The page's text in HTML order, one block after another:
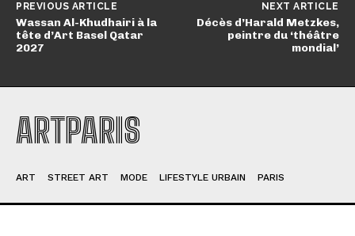
PREVIOUS ARTICLE
Wassan Al-Khudhairi à la
tête d’Art Basel Qatar
2027
NEXT ARTICLE
Décès d’Harald Metzkes,
peintre du ‘théâtre
mondial’
ARTPARIS
ART STREET ART MODE LIFESTYLE URBAIN PARIS